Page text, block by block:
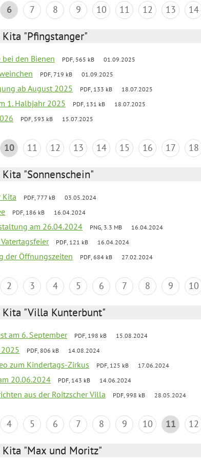
6 7 8 9 10 11 12 13 14
"Pfingstanger"
den Bienen PDF, 565 kB 01.09.2025
PDF, 719 kB 01.09.2025
ab August 2025 PDF, 133 kB 18.07.2025
1. Halbjahr 2025 PDF, 131 kB 18.07.2025
PDF, 593 kB 15.07.2025
10 11 12 13 14 15 16 17 18
"Sonnenschein"
Kita PDF, 777 kB 03.05.2024
PDF, 186 kB 16.04.2024
am 26.04.2024 PNG, 3.3 MB 16.04.2024
PDF, 121 kB 16.04.2024
der Öffnungszeiten PDF, 684 kB 27.02.2024
2 3 4 5 6 7 8 9 10
"Villa Kunterbunt"
am 6. September PDF, 198 kB 15.08.2024
PDF, 806 kB 14.08.2024
zum Kindertags-Zirkus PDF, 125 kB 17.06.2024
20.06.2024 PDF, 143 kB 14.06.2024
aus der Roitzscher Villa PDF, 998 kB 28.05.2024
4 5 6 7 8 9 10 11 12
"Max und Moritz"